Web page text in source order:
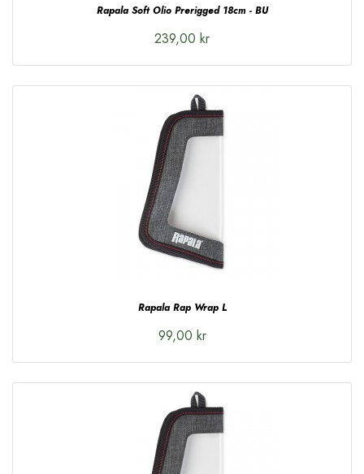
Rapala Soft Olio Prerigged 18cm - BU
239,00 kr
Rapala Rap Wrap L
99,00 kr